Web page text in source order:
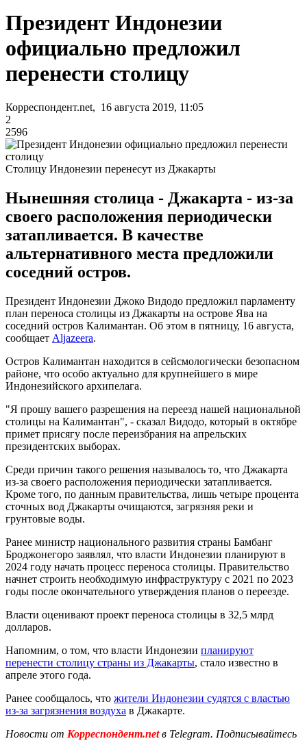
Президент Индонезии
официально предложил
перенести столицу
Корреспондент.net, 16 августа 2019, 11:05
2
2596
Столицу Индонезии перенесут из Джакарты
Нынешняя столица - Джакарта - из-за
своего расположения периодически
затапливается. В качестве
альтернативного места предложили
соседний остров.
Президент Индонезии Джоко Видодо предложил парламенту
план переноса столицы из Джакарты на острове Ява на
соседний остров Калимантан. Об этом в пятницу, 16 августа,
сообщает Aljazeera.
Остров Калимантан находится в сейсмологически безопасном
районе, что особо актуально для крупнейшего в мире
Индонезийского архипелага.
"Я прошу вашего разрешения на переезд нашей национальной
столицы на Калимантан", - сказал Видодо, который в октябре
примет присягу после переизбрания на апрельских
президентских выборах.
Среди причин такого решения называлось то, что Джакарта
из-за своего расположения периодически затапливается.
Кроме того, по данным правительства, лишь четыре процента
сточных вод Джакарты очищаются, загрязняя реки и
грунтовые воды.
Ранее министр национального развития страны Бамбанг
Броджонегоро заявлял, что власти Индонезии планируют в
2024 году начать процесс переноса столицы. Правительство
начнет строить необходимую инфраструктуру с 2021 по 2023
годы после окончательного утверждения планов о переезде.
Власти оценивают проект переноса столицы в 32,5 млрд
долларов.
Напомним, о том, что власти Индонезии планируют
перенести столицу страны из Джакарты, стало известно в
апреле этого года.
Ранее сообщалось, что жители Индонезии судятся с властью
из-за загрязнения воздуха в Джакарте.
Новости от Корреспондент.netв Telegram. Подписывайтесь